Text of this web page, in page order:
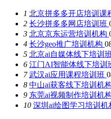
1 北京拼多多开店培训课
2 长沙拼多多网店培训班
3 北京京东运营培训机构
4 长沙geo推广培训机构
5 北京ai自媒体线下培训
6 江门AI智能体线下培训
7 武汉ai应用课程培训班
8 中山ai获客线下培训机
9 东莞ai视频制作培训机
10 深圳ai绘图学习培训机